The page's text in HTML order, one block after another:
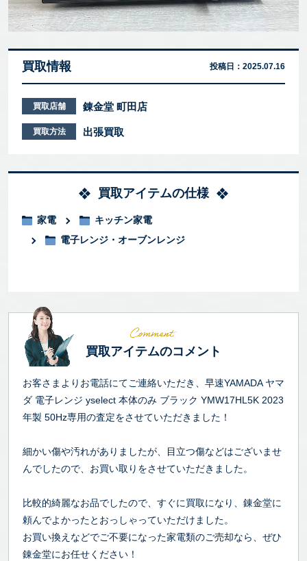
買取情報 投稿日： 2025.07.16
買取店舗 錬金堂 町田店
買取方法 出張買取
買取アイテムの仕様
家電
キッチン家電
電子レンジ・オーブンレンジ
買取アイテムのコメント
お客さまよりお電話にてご連絡いただき、早速YAMADA ヤマ
ダ 電子レンジ yselect 本体のみ ブラック YMW17HL5K 2023
年製 50Hz専用の査定をさせていただきました！
細かい傷や汚れがありましたが、目立つ傷などはございませ
んでしたので、お買い取りをさせていただきました。
比較的綺麗なお品でしたので、すぐに買取になり、錬金堂に
頼んでよかったとおっしゃっていただけました。
お買い換えなどでご不要になった家電類のご売却なら、ぜひ
錬金堂にお任せください！